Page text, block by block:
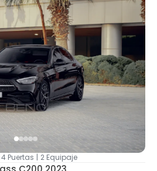
4 Puertas | 2 Equipaje